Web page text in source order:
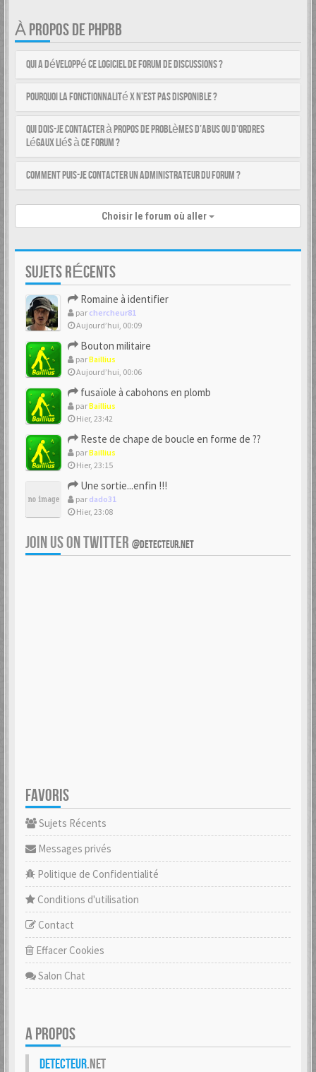
À PROPOS DE PHPBB
Qui a développé ce logiciel de forum de discussions ?
Pourquoi la fonctionnalité X n’est pas disponible ?
Qui dois-je contacter à propos de problèmes d’abus ou d’ordres
légaux liés à ce forum ?
Comment puis-je contacter un administrateur du forum ?
Choisir le forum où aller
SUJETS RÉCENTS
Romaine à identifier
par chercheur81
Aujourd’hui, 00:09
Bouton militaire
parBaillius
Aujourd’hui, 00:06
fusaïole à cabohons en plomb
parBaillius
Hier, 23:42
Reste de chape de boucle en forme de ??
parBaillius
Hier, 23:15
Une sortie...enfin !!!
par dado31
Hier, 23:08
JOIN US ON TWITTER @DETECTEUR.NET
FAVORIS
Sujets Récents
Messages privés
Politique de Confidentialité
Conditions d'utilisation
Contact
Effacer Cookies
Salon Chat
A PROPOS
Detecteur.net